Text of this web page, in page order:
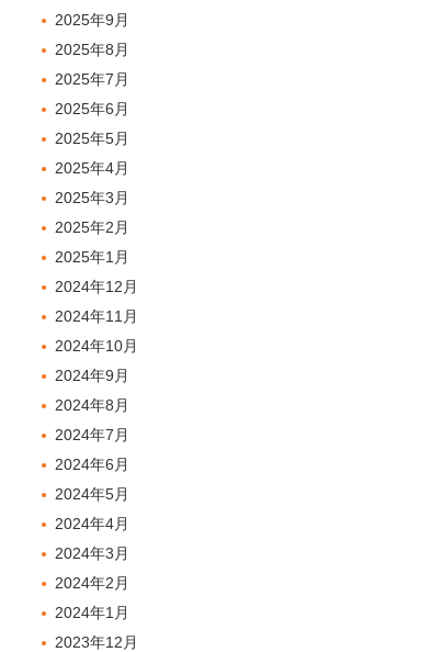
2025年9月
2025年8月
2025年7月
2025年6月
2025年5月
2025年4月
2025年3月
2025年2月
2025年1月
2024年12月
2024年11月
2024年10月
2024年9月
2024年8月
2024年7月
2024年6月
2024年5月
2024年4月
2024年3月
2024年2月
2024年1月
2023年12月